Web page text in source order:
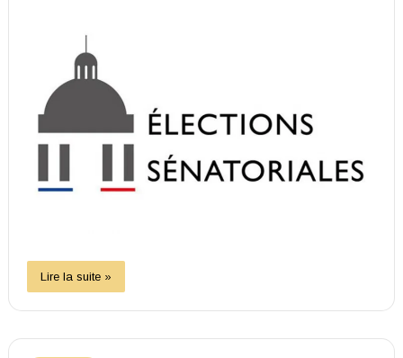
Lire la suite »